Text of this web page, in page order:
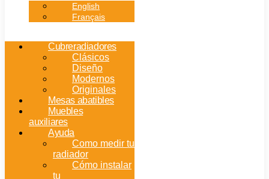
English
Français
Cubreradiadores
Clásicos
Diseño
Modernos
Originales
Mesas abatibles
Muebles
auxiliares
Ayuda
Como medir tu
radiador
Cómo instalar
tu